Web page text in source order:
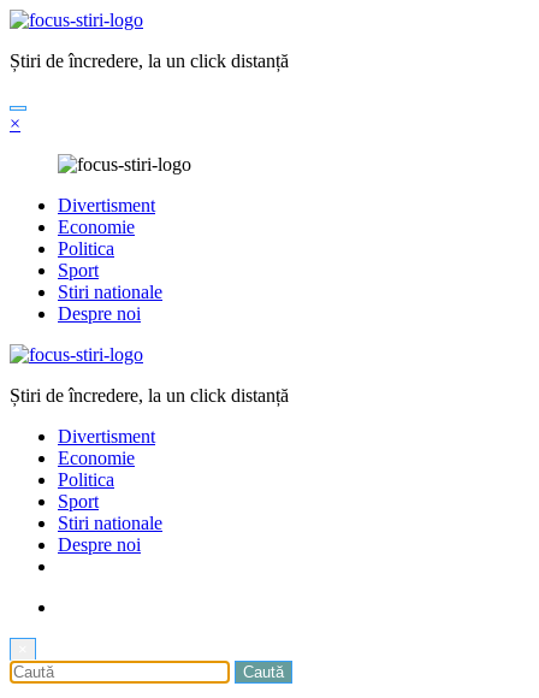
Sari
conținut
Știri de încredere, la un click distanță
×
Divertisment
Economie
Politica
Sport
Stiri nationale
Despre noi
Știri de încredere, la un click distanță
Divertisment
Economie
Politica
Sport
Stiri nationale
Despre noi